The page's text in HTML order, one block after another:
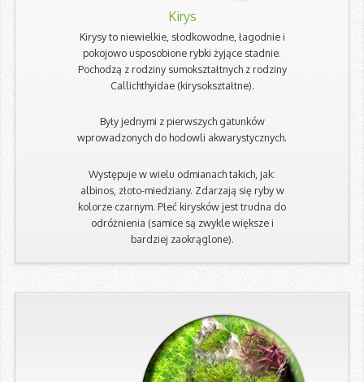
Kirys
Kirysy to niewielkie, słodkowodne, łagodnie i
pokojowo usposobione rybki żyjące stadnie.
Pochodzą z rodziny sumokształtnych z rodziny
Callichthyidae (kirysokształtne).
Były jednymi z pierwszych gatunków
wprowadzonych do hodowli akwarystycznych.
Występuje w wielu odmianach takich, jak:
albinos, złoto-miedziany. Zdarzają się ryby w
kolorze czarnym. Płeć kirysków jest trudna do
odróżnienia (samice są zwykle większe i
bardziej zaokrąglone).